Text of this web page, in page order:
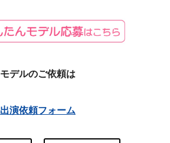
モデルのご依頼は
出演依頼フォーム